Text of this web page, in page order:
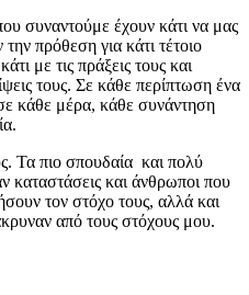
συναντούμε έχουν κάτι να μας
πρόθεση για κάτι τέτοιο
με τις πράξεις τους και
τους. Σε κάθε περίπτωση ένα
κάθε μέρα, κάθε συνάντηση
Τα πιο σπουδαία και πολύ
και άνθρωποι που
τον στόχο τους, αλλά και
από τους στόχους μου.